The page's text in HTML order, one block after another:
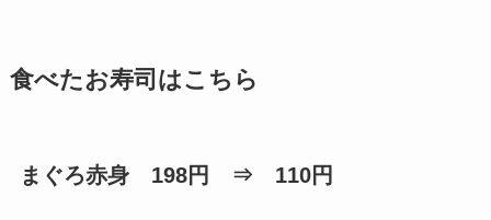
食べたお寿司はこちら
まぐろ赤身 198円 ⇒ 110円